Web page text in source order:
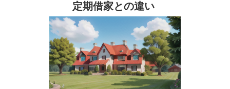
定期借家との違い